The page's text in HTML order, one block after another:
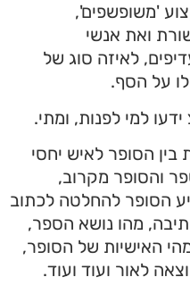
'משופשפים',
ואת אנשי
לאיזה סוג של
על הסף.
למי לפנות, ומתי.
הסופר לאיש יחסי
והסופר מקרוב,
הסופר להחלטה לכתוב
מהו נושא הספר,
האישיות של הסופר,
לאור ועוד ועוד.